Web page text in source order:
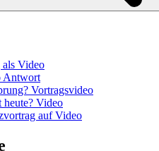
als Video
Antwort
Vortragsvideo
heute? Video
auf Video